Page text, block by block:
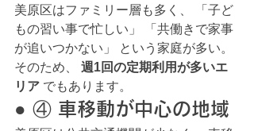
美原区はファミリー層も多く、 「子ど
もの習い事で忙しい」 「共働きで家事
が追いつかない」 という家庭が多い。
そのため、 週1回の定期利用が多いエ
リア でもあります。
● ④ 車移動が中心の地域